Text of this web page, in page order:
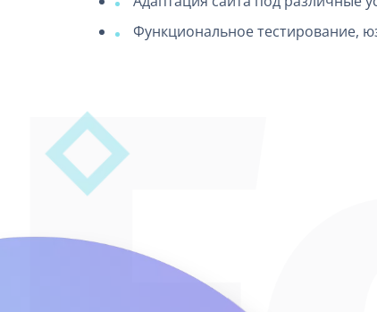
Функциональное тестирование,